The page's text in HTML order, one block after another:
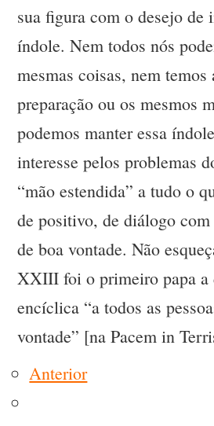
sua figura com o desejo de
índole. Nem todos nós
mesmas coisas, nem temos
preparação ou os mesmos
podemos manter essa
interesse pelos problemas
“mão estendida” a tudo o
de positivo, de diálogo com
de boa vontade. Não
XXIII foi o primeiro papa
encíclica “a todos as
vontade” [na Pacem in
Anterior